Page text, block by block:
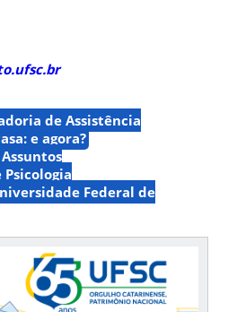
de Assistência
e agora?
Psicologia
Federal de